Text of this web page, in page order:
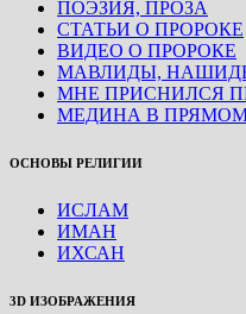
ПОЭЗИЯ, ПРОЗА
СТАТЬИ О ПРОРОКЕ
ВИДЕО О ПРОРОКЕ
МАВЛИДЫ,
МНЕ ПРИСНИЛСЯ
МЕДИНА В
ОСНОВЫ РЕЛИГИИ
ИСЛАМ
ИМАН
ИХСАН
3D ИЗОБРАЖЕНИЯ